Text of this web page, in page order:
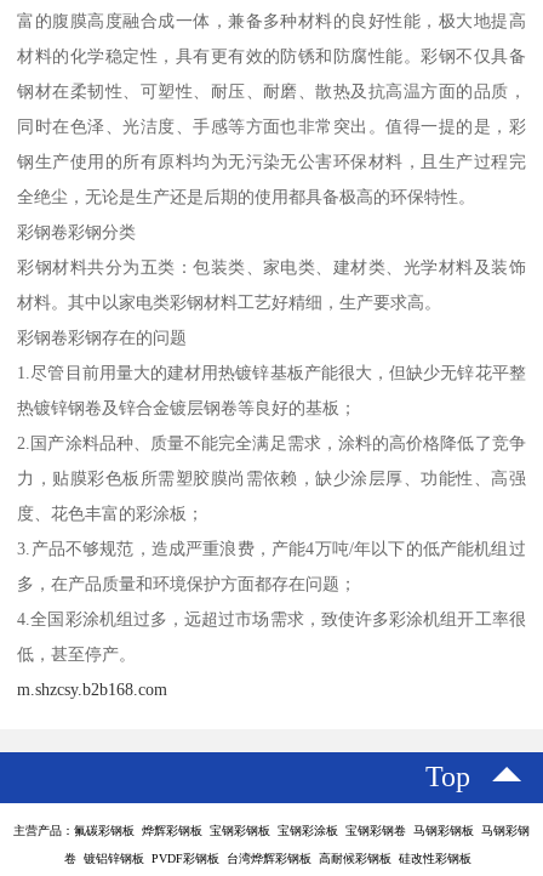
富的腹膜高度融合成一体，兼备多种材料的良好性能，极大地提高
材料的化学稳定性，具有更有效的防锈和防腐性能。彩钢不仅具备
钢材在柔韧性、可塑性、耐压、耐磨、散热及抗高温方面的品质，
同时在色泽、光洁度、手感等方面也非常突出。值得一提的是，彩
钢生产使用的所有原料均为无污染无公害环保材料，且生产过程完
全绝尘，无论是生产还是后期的使用都具备极高的环保特性。
彩钢卷彩钢分类
彩钢材料共分为五类：包装类、家电类、建材类、光学材料及装饰
材料。其中以家电类彩钢材料工艺好精细，生产要求高。
彩钢卷彩钢存在的问题
1.尽管目前用量大的建材用热镀锌基板产能很大，但缺少无锌花平整
热镀锌钢卷及锌合金镀层钢卷等良好的基板；
2.国产涂料品种、质量不能完全满足需求，涂料的高价格降低了竞争
力，贴膜彩色板所需塑胶膜尚需依赖，缺少涂层厚、功能性、高强
度、花色丰富的彩涂板；
3.产品不够规范，造成严重浪费，产能4万吨/年以下的低产能机组过
多，在产品质量和环境保护方面都存在问题；
4.全国彩涂机组过多，远超过市场需求，致使许多彩涂机组开工率很
低，甚至停产。
m.shzcsy.b2b168.com
Top
主营产品：氟碳彩钢板 烨辉彩钢板 宝钢彩钢板 宝钢彩涂板 宝钢彩钢卷 马钢彩钢板 马钢彩钢
卷 镀铝锌钢板 PVDF彩钢板 台湾烨辉彩钢板 高耐候彩钢板 硅改性彩钢板